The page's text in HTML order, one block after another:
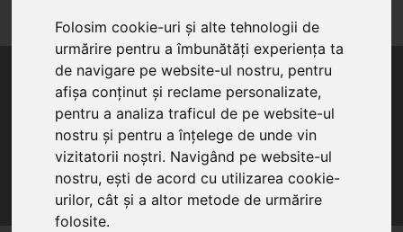
Folosim cookie-uri și alte tehnologii de
urmărire pentru a îmbunătăți experiența ta
de navigare pe website-ul nostru, pentru
afișa conținut și reclame personalizate,
pentru a analiza traficul de pe website-ul
nostru și pentru a înțelege de unde vin
vizitatorii noștri. Navigând pe website-ul
nostru, ești de acord cu utilizarea cookie-
urilor, cât și a altor metode de urmărire
folosite.
Home Produse Oferte
Servicii
Articole
Oferte promotionale si
produse din fier forjat